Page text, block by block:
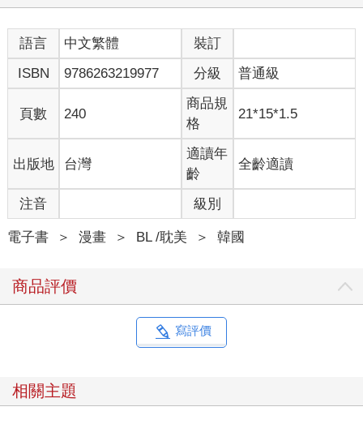
語言 中文繁體
裝訂
ISBN
9786263219977 分級 普通級
頁數 240
商品規
格
21*15*1.5
出版地 台灣
適讀年
齡
全齡適讀
注音 級別
電子書 ＞ 漫畫 ＞ BL /耽美 ＞ 韓國
商品評價
寫評價
相關主題